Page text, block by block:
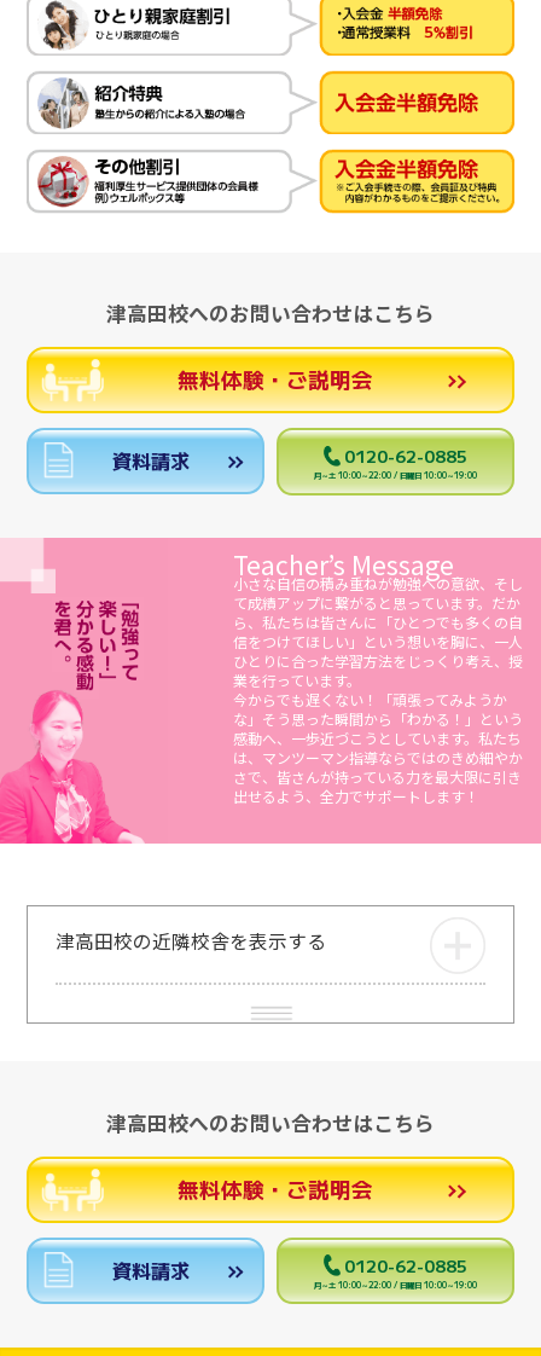
津高田校へのお問い合わせはこちら
無料体験・ご説明会
資料請求 0120-62-0885
月～土 10:00～22:00 / 日曜日 10:00～19:00
Teacher’s Message
小さな自信の積み重ねが勉強への意欲、そし
て成績アップに繋がると思っています。だか
ら、私たちは皆さんに「ひとつでも多くの自
信をつけてほしい」という想いを胸に、一人
ひとりに合った学習方法をじっくり考え、授
業を行っています。
今からでも遅くない！「頑張ってみようか
な」そう思った瞬間から「わかる！」という
感動へ、一歩近づこうとしています。私たち
は、マンツーマン指導ならではのきめ細やか
さで、皆さんが持っている力を最大限に引き
出せるよう、全力でサポートします！
津高田校の近隣校舎を表示する
津高田校へのお問い合わせはこちら
無料体験・ご説明会
資料請求 0120-62-0885
月～土 10:00～22:00 / 日曜日 10:00～19:00